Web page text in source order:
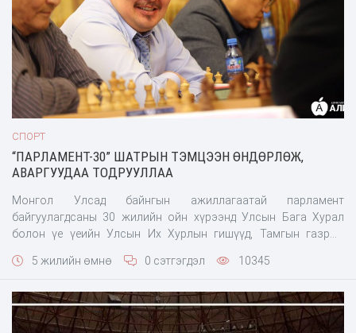
СПОРТ
“ПАРЛАМЕНТ-30” ШАТРЫН ТЭМЦЭЭН ӨНДӨРЛӨЖ,
АВАРГУУДАА ТОДРУУЛЛАА
Монгол Улсад байнгын ажиллагаатай парламент
байгуулагдсаны 30 жилийн ойн хүрээнд Улсын Бага Хурал
болон үе үеийн Улсын Их Хурлын гишүүд, Тамгын газрын
тэмцээн /2020.11.07/ өндөрлөж, аваргуудаа тодрууллаа. УИХ-
5 жилийн өмнө 0 сэтгэгдэл 10345